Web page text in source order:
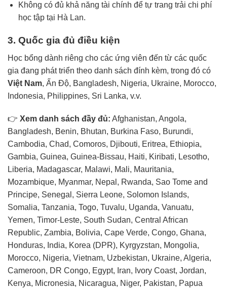
Không có đủ khả năng tài chính để tự trang trải chi phí
học tập tại Hà Lan.
3. Quốc gia đủ điều kiện
Học bổng dành riêng cho các ứng viên đến từ các quốc
gia đang pháttriển theo danh sách đính kèm, trong đó có
Việt Nam, Ấn Độ, Bangladesh, Nigeria, Ukraine, Morocco,
Indonesia, Philippines, Sri Lanka, v.v.
👉 Xem danh sách đầy đủ: Afghanistan, Angola,
Bangladesh, Benin, Bhutan, Burkina Faso, Burundi,
Cambodia, Chad, Comoros, Djibouti, Eritrea, Ethiopia,
Gambia, Guinea, Guinea-Bissau, Haiti, Kiribati, Lesotho,
Liberia, Madagascar, Malawi, Mali, Mauritania,
Mozambique, Myanmar, Nepal, Rwanda, Sao Tome and
Principe, Senegal, Sierra Leone, Solomon Islands,
Somalia, Tanzania, Togo, Tuvalu, Uganda, Vanuatu,
Yemen, Timor-Leste, South Sudan, Central African
Republic, Zambia, Bolivia, Cape Verde, Congo, Ghana,
Honduras, India, Korea (DPR), Kyrgyzstan, Mongolia,
Morocco, Nigeria, Vietnam, Uzbekistan, Ukraine, Algeria,
Cameroon, DR Congo, Egypt, Iran, Ivory Coast, Jordan,
Kenya, Micronesia, Nicaragua, Niger, Pakistan, Papua